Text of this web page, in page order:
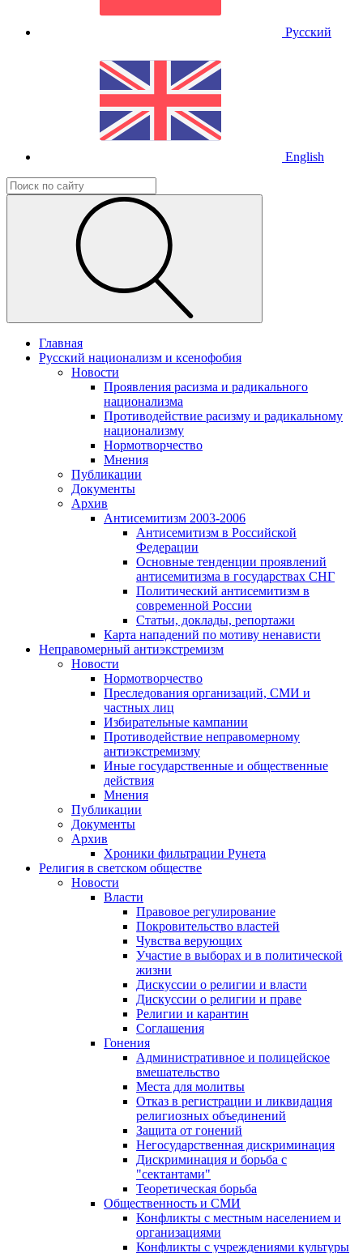
Русский
English
Главная
Русский национализм и ксенофобия
Новости
Проявления расизма и радикального
национализма
Противодействие расизму и радикальному
национализму
Нормотворчество
Мнения
Публикации
Документы
Архив
Антисемитизм 2003-2006
Антисемитизм в Российской
Федерации
Основные тенденции проявлений
антисемитизма в государствах СНГ
Политический антисемитизм в
современной России
Статьи, доклады, репортажи
Карта нападений по мотиву ненависти
Неправомерный антиэкстремизм
Новости
Нормотворчество
Преследования организаций, СМИ и
частных лиц
Избирательные кампании
Противодействие неправомерному
антиэкстремизму
Иные государственные и общественные
действия
Мнения
Публикации
Документы
Архив
Хроники фильтрации Рунета
Религия в светском обществе
Новости
Власти
Правовое регулирование
Покровительство властей
Чувства верующих
Участие в выборах и в политической
жизни
Дискуссии о религии и власти
Дискуссии о религии и праве
Религии и карантин
Соглашения
Гонения
Административное и полицейское
вмешательство
Места для молитвы
Отказ в регистрации и ликвидация
религиозных объединений
Защита от гонений
Негосударственная дискриминация
Дискриминация и борьба с
"сектантами"
Теоретическая борьба
Общественность и СМИ
Конфликты с местным населением и
организациями
Конфликты с учреждениями культуры